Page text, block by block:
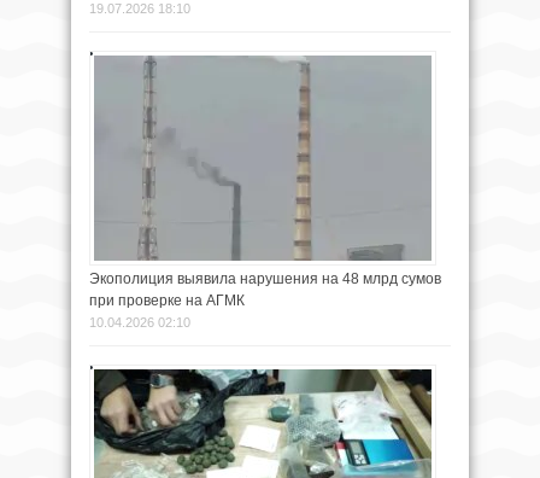
19.07.2026 18:10
Экополиция выявила нарушения на 48 млрд сумов
при проверке на АГМК
10.04.2026 02:10